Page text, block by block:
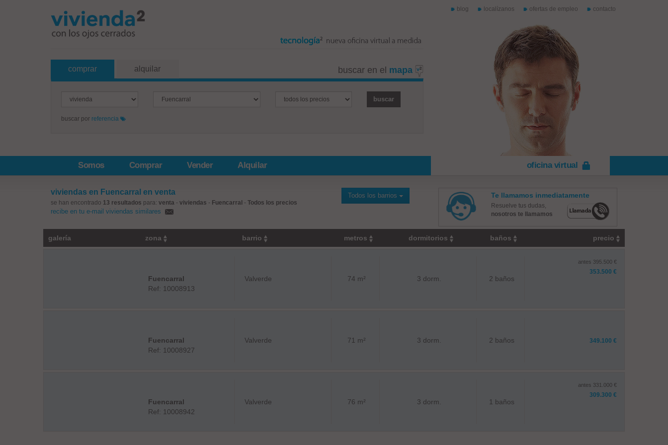
blog localízanos ofertas de empleo contacto
buscar en el mapa
comprar alquilar
buscar por referencia
Somos Comprar Vender Alquilar oficina virtual
viviendas en Fuencarral en venta
se han encontrado 13 resultados para: venta - viviendas - Fuencarral - Todos los precios
recibe en tu e-mail viviendas similares
Todos los barrios Te llamamos inmediatamente
Resuelve tus dudas,
nosotros te llamamos
galería zona barrio metros dormitorios baños precio
Fuencarral
Ref: 10008913
Valverde 74 m² 3 dorm. 2 baños
antes 395.500 €
353.500 €
Fuencarral
Ref: 10008927
Valverde 71 m² 3 dorm. 2 baños 349.100 €
Fuencarral
Ref: 10008942
Valverde 76 m² 3 dorm. 1 baños
antes 331.000 €
309.300 €